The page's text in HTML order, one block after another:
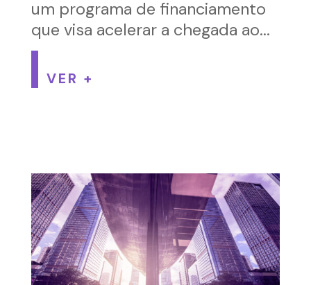
um programa de financiamento
que visa acelerar a chegada ao...
VER +